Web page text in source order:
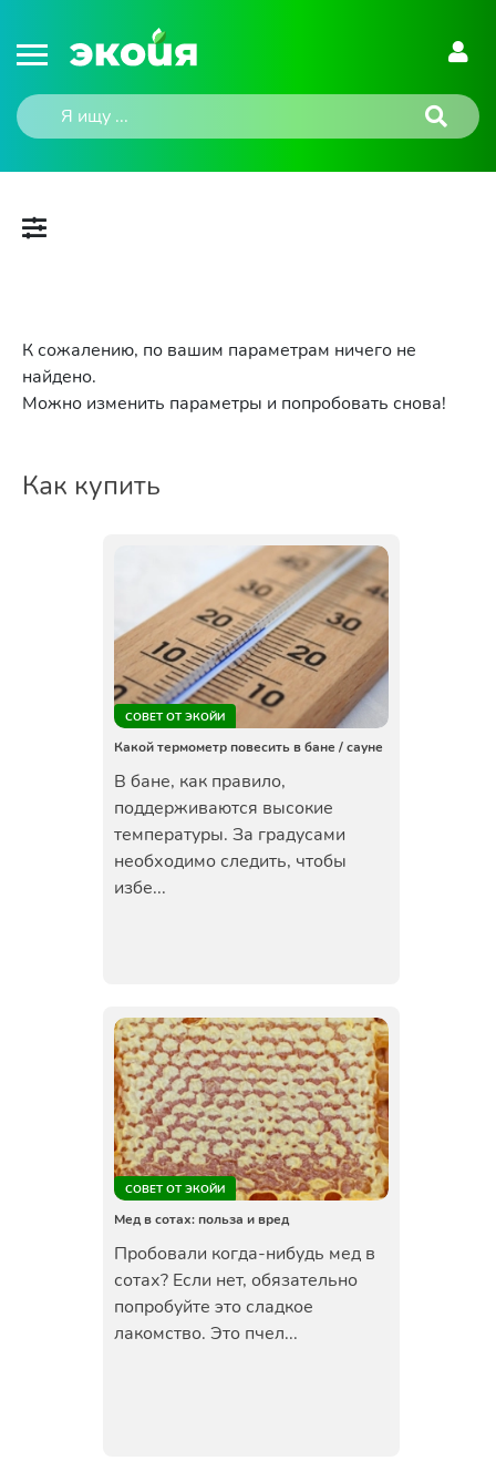
К сожалению, по вашим параметрам ничего не
найдено.
Можно изменить параметры и попробовать снова!
Как купить
СОВЕТ ОТ ЭКОЙИ
Какой термометр повесить в бане / сауне
В бане, как правило,
поддерживаются высокие
температуры. За градусами
необходимо следить, чтобы
избе...
СОВЕТ ОТ ЭКОЙИ
Мед в сотах: польза и вред
Пробовали когда-нибудь мед в
сотах? Если нет, обязательно
попробуйте это сладкое
лакомство. Это пчел...